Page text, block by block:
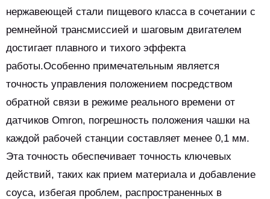
нержавеющей стали пищевого класса в сочетании с
ремнейной трансмиссией и шаговым двигателем
достигает плавного и тихого эффекта
работы.Особенно примечательным является
точность управления положением посредством
обратной связи в режиме реального времени от
датчиков Omron, погрешность положения чашки на
каждой рабочей станции составляет менее 0,1 мм.
Эта точность обеспечивает точность ключевых
действий, таких как прием материала и добавление
соуса, избегая проблем, распространенных в